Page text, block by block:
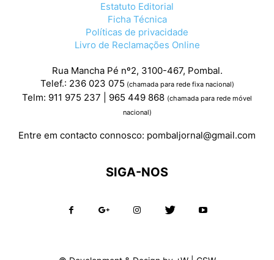
Estatuto Editorial
Ficha Técnica
Políticas de privacidade
Livro de Reclamações Online
Rua Mancha Pé nº2, 3100-467, Pombal.
Telef.: 236 023 075 (chamada para rede fixa nacional)
Telm: 911 975 237 | 965 449 868 (chamada para rede móvel
nacional)
Entre em contacto connosco: pombaljornal@gmail.com
SIGA-NOS